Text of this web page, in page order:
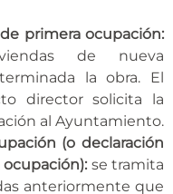
primera ocupación:
de nueva
la obra. El
director solicita la
al Ayuntamiento.
(o declaración
se tramita
anteriormente que